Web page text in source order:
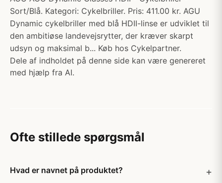
Sort/Blå. Kategori: Cykelbriller. Pris: 411.00 kr. AGU
Dynamic cykelbriller med blå HDII-linse er udviklet til
den ambitiøse landevejsrytter, der kræver skarpt
udsyn og maksimal b... Køb hos Cykelpartner.
Dele af indholdet på denne side kan være genereret
med hjælp fra AI.
Ofte stillede spørgsmål
Hvad er navnet på produktet?